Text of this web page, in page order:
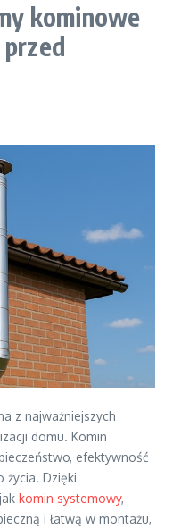
kominowe
z najważniejszych
domu. Komin
efektywność
Dzięki
komin systemowy,
i łatwą w montażu,